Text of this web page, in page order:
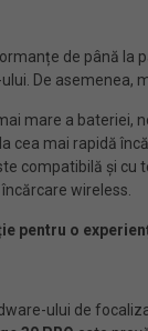
de până la
De asemenea,
mare a bateriei,
cea mai rapidă
compatibilă și
wireless.
pentru o
ului de